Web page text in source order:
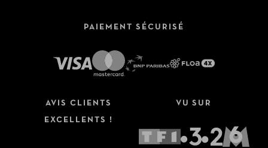
PAIEMENT SÉCURISÉ
AVIS CLIENTS
EXCELLENTS !
VU SUR